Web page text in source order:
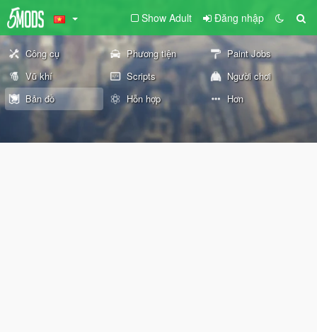
Show Adult Đăng nhập
Công cụ Phương tiện
Paint Jobs
Vũ khí
Scripts
Người chơi
Bản đồ
Hỗn hợp Hơn